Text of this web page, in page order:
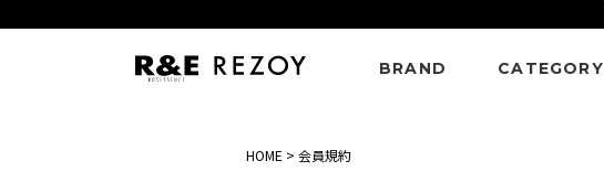
BRAND CATEGORY
HOME > 会員規約